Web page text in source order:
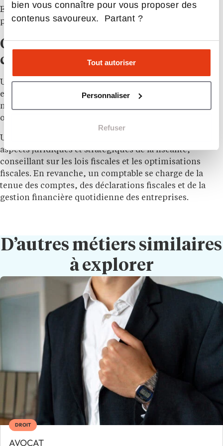
bien vous connaître pour vous proposer des
contenus savoureux. Partant ?
Tout autoriser
Personnaliser
Refuser
En cabinet, il peut aspirer à devenir associé en
progressant dans ses responsabilités et sa clientèle.
Quelle est la différence entre un
comptable et un fiscaliste ?
Un fiscaliste est souvent confondu avec un comptable
en raison de leurs connaissances approfondies en
matière fiscale et de leur rôle dans la gestion des
obligations fiscales et des stratégies comptables.
Un fiscaliste se concentre principalement sur les
aspects juridiques et stratégiques de la fiscalité,
conseillant sur les lois fiscales et les optimisations
fiscales. En revanche, un comptable se charge de la
tenue des comptes, des déclarations fiscales et de la
gestion financière quotidienne des entreprises.
D’autres métiers similaires
à explorer
DROIT
AVOCAT